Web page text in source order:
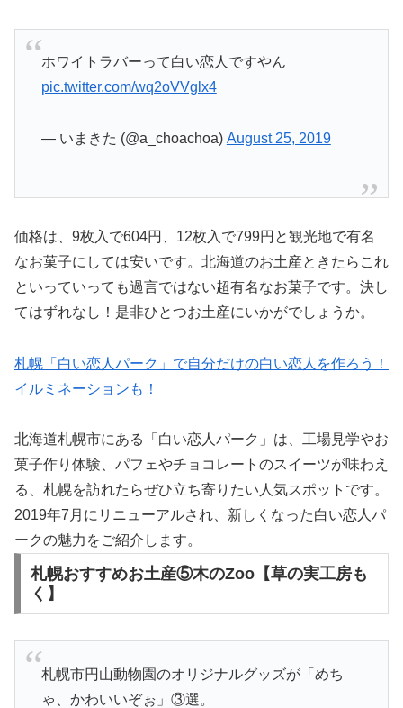
ホワイトラバーって白い恋人ですやん
pic.twitter.com/wq2oVVglx4
— いまきた (@a_choachoa) August 25, 2019
価格は、9枚入で604円、12枚入で799円と観光地で有名
なお菓子にしては安いです。北海道のお土産ときたらこれ
といっていっても過言ではない超有名なお菓子です。決し
てはずれなし！是非ひとつお土産にいかがでしょうか。
札幌「白い恋人パーク」で自分だけの白い恋人を作ろう！
イルミネーションも！
北海道札幌市にある「白い恋人パーク」は、工場見学やお
菓子作り体験、パフェやチョコレートのスイーツが味わえ
る、札幌を訪れたらぜひ立ち寄りたい人気スポットです。
2019年7月にリニューアルされ、新しくなった白い恋人パ
ークの魅力をご紹介します。
札幌おすすめお土産⑤木のZoo【草の実工房も
く】
札幌市円山動物園のオリジナルグッズが「めち
ゃ、かわいいぞぉ」③選。